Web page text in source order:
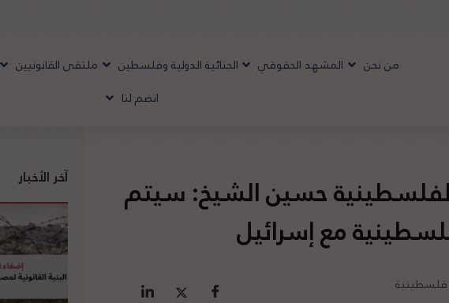
من نحن المشهد الحقوقي الجنائية الدولية وفلسطين ملتقى القانونيين
انضم لنا
حسين الشيخ: سيتم
مع إسرائيل
فلسطينية
آخر الأخبار